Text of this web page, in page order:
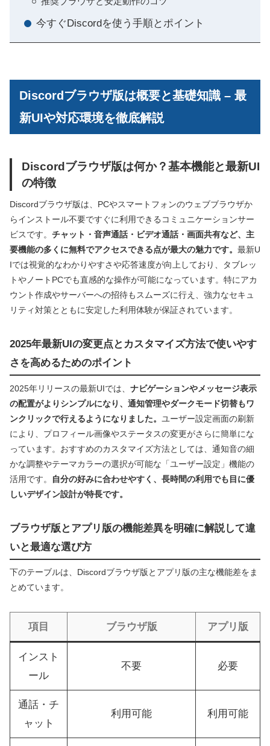
今すぐDiscordを使う手順とポイント
Discordブラウザ版は概要と基礎知識 – 最
新UIや対応環境を徹底解説
Discordブラウザ版は何か？基本機能と最新UI
の特徴
Discordブラウザ版は、PCやスマートフォンのウェブブラウザか
らインストール不要ですぐに利用できるコミュニケーションサー
ビスです。 チャット・音声通話・ビデオ通話・画面共有など、主
要機能の多くに無料でアクセスできる点が最大の魅力です。 最新U
Iでは視覚的なわかりやすさや応答速度が向上しており、タブレッ
トやノートPCでも直感的な操作が可能になっています。特にアカ
ウント作成やサーバーへの招待もスムーズに行え、強力なセキュ
リティ対策とともに安定した利用体験が保証されています。
2025年最新UIの変更点とカスタマイズ方法で使いやす
さを高めるためのポイント
2025年リリースの最新UIでは、 ナビゲーションやメッセージ表示
の配置がよりシンプルになり、通知管理やダークモード切替もワ
ンクリックで行えるようになりました。 ユーザー設定画面の刷新
により、プロフィール画像やステータスの変更がさらに簡単にな
っています。おすすめのカスタマイズ方法としては、通知音の細
かな調整やテーマカラーの選択が可能な「ユーザー設定」機能の
活用です。
自分の好みに合わせやすく、長時間の利用でも目に優
しいデザイン設計が特長です。
ブラウザ版とアプリ版の機能差異を明確に解説して違
いと最適な選び方
下のテーブルは、Discordブラウザ版とアプリ版の主な機能差をま
とめています。
項目 ブラウザ版 アプリ版
インスト
ール
不要 必要
通話・チ
ャット
利用可能 利用可能